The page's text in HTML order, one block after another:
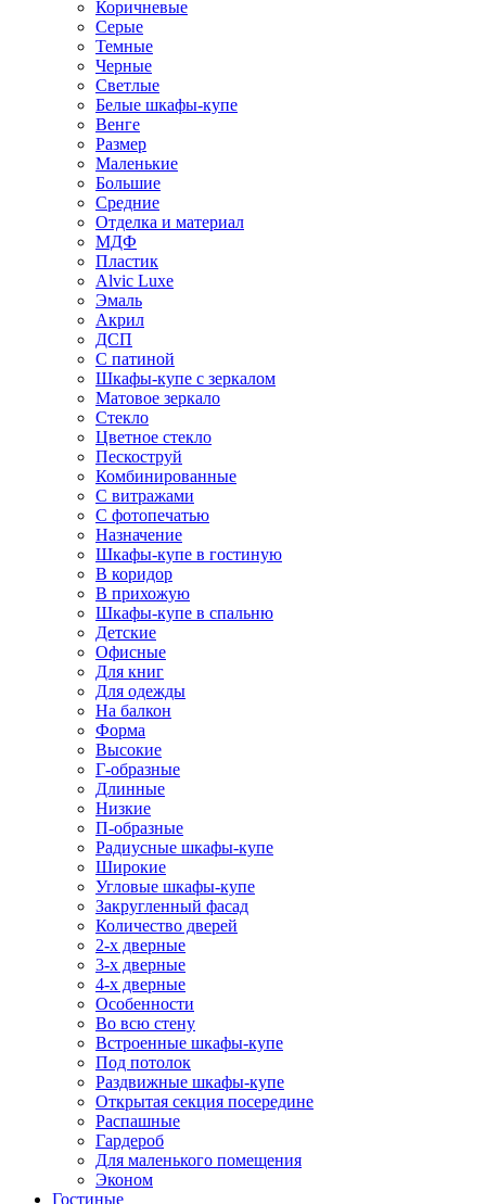
Коричневые
Серые
Темные
Черные
Светлые
Белые шкафы-купе
Венге
Размер
Маленькие
Большие
Средние
Отделка и материал
МДФ
Пластик
Alvic Luxe
Эмаль
Акрил
ДСП
С патиной
Шкафы-купе с зеркалом
Матовое зеркало
Стекло
Цветное стекло
Пескоструй
Комбинированные
С витражами
С фотопечатью
Назначение
Шкафы-купе в гостиную
В коридор
В прихожую
Шкафы-купе в спальню
Детские
Офисные
Для книг
Для одежды
На балкон
Форма
Высокие
Г-образные
Длинные
Низкие
П-образные
Радиусные шкафы-купе
Широкие
Угловые шкафы-купе
Закругленный фасад
Количество дверей
2-х дверные
3-х дверные
4-х дверные
Особенности
Во всю стену
Встроенные шкафы-купе
Под потолок
Раздвижные шкафы-купе
Открытая секция посередине
Распашные
Гардероб
Для маленького помещения
Эконом
Гостиные